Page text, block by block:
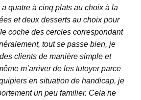
a quatre à cinq plats au choix à la
et deux desserts au choix pour
coche des cercles correspondant
tout se passe bien, je
clients de manière simple et
m’arriver de les tutoyer parce
en situation de handicap, je
un peu familier. Cela ne